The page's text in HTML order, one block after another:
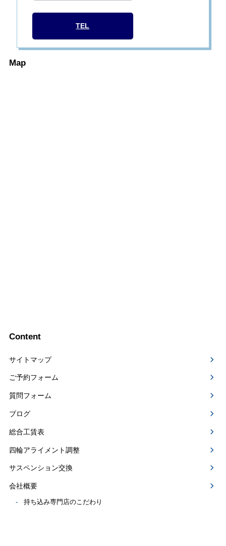
TEL
Map
Content
サイトマップ
ご予約フォーム
質問フォーム
ブログ
総合工賃表
四輪アライメント調整
サスペンション交換
会社概要
持ち込み専門店のこだわり